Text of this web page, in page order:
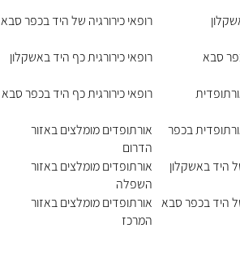
סבא
בכפר
היד באשקלון
היד בכפר סבא
רופאי כירורגיה של היד בכפר סבא
רופאי כירורגית כף היד באשקלון
רופאי כירורגית כף היד בכפר סבא
אורתופדים מומלצים באזור
הדרום
אורתופדים מומלצים באזור
השפלה
אורתופדים מומלצים באזור
המרכז